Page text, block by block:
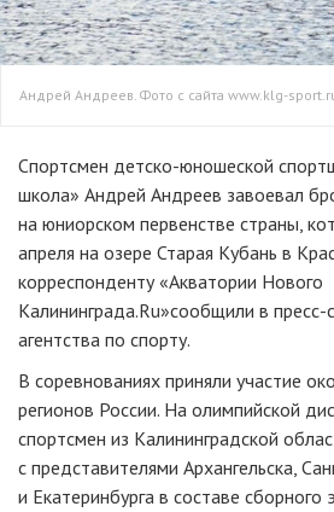
Андрей Андреев. Фото с сайта www.klg-
Спортсмен детско-юношеской
школа» Андрей Андреев завоевал
на юниорском первенстве страны,
апреля на озере Старая Кубань в
корреспонденту «Акватории Нового
Калининграда.Ru»сообщили в пресс-
агентства по спорту.
В соревнованиях приняли участие
регионов России. На олимпийской
спортсмен из Калининградской
с представителями Архангельска,
и Екатеринбурга в составе сборного